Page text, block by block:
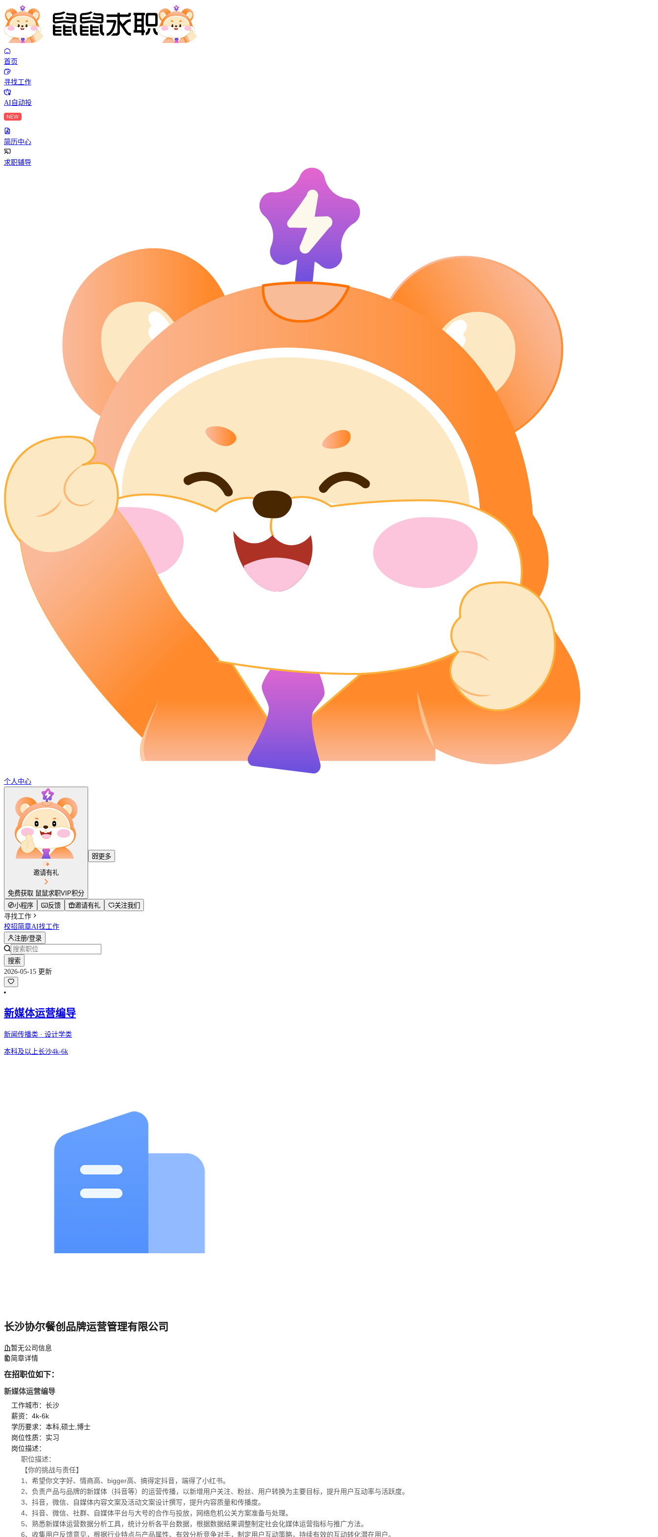
首页
寻找工作
AI自动投
简历中心
求职辅导
个人中心
邀请有礼
免费获取 鼠鼠求职VIP积分
更多
小程序 反馈 邀请有礼
关注我们
寻找工作
校招简章AI找工作
注册/登录
搜索
2026-05-15 更新
新媒体运营编导
新闻传播类 · 设计学类
本科及以上长沙4k-6k
长沙协尔餐创品牌运营管理有限公司
暂无公司信息
简章详情
在招职位如下：
新媒体运营编导
工作城市：长沙
薪资：4k-6k
学历要求：本科,硕士,博士
岗位性质：实习
岗位描述：
职位描述：
【你的挑战与责任】
1、希望你文字好、情商高、bigger高、搞得定抖音，端得了小红书。
2、负责产品与品牌的新媒体（抖音等）的运营传播，以新增用户关注、粉丝、用户转换为主要目标，提升用户互动率与活跃度。
3、抖音，微信、自媒体内容文案及活动文案设计撰写，提升内容质量和传播度。
4、抖音、微信、社群、自媒体平台与大号的合作与投放，网络危机公关方案准备与处理。
5、熟悉新媒体运营数据分析工具，统计分析各平台数据，根据数据结果调整制定社会化媒体运营指标与推广方法。
6、收集用户反馈意见，根据行业特点与产品属性、有效分析竞争对手，制定用户互动策略，持续有效的互动转化潜在用户。